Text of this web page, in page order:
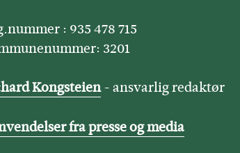
: 935 478 715
3201
Kongsteien- ansvarlig redaktør
fra presse og media